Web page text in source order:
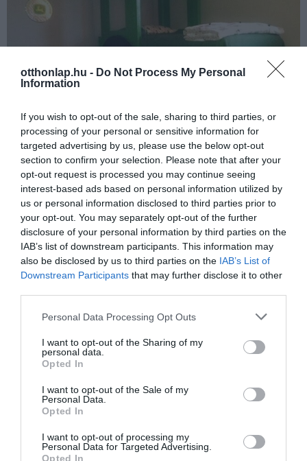
otthonlap.hu - Do Not Process My Personal
Information
If you wish to opt-out of the sale, sharing to third parties, or
processing of your personal or sensitive information for
targeted advertising by us, please use the below opt-out
section to confirm your selection. Please note that after your
opt-out request is processed you may continue seeing
interest-based ads based on personal information utilized by
us or personal information disclosed to third parties prior to
your opt-out. You may separately opt-out of the further
disclosure of your personal information by third parties on the
IAB’s list of downstream participants. This information may
also be disclosed by us to third parties on the IAB’s List of
Downstream Participants that may further disclose it to other
Please note that this website/app uses one or more Google
not limited to your visit or usage behaviour. You may click to
grant or deny consent to Google and its third-party tags to
use your data for below specified purposes in below Google
consent section.
Personal Data Processing Opt Outs
I want to opt-out of the Sharing of my
personal data.
Opted In
I want to opt-out of the Sale of my
Personal Data.
Opted In
I want to opt-out of processing my
Personal Data for Targeted Advertising.
Opted In
Fotó: pinterest.com